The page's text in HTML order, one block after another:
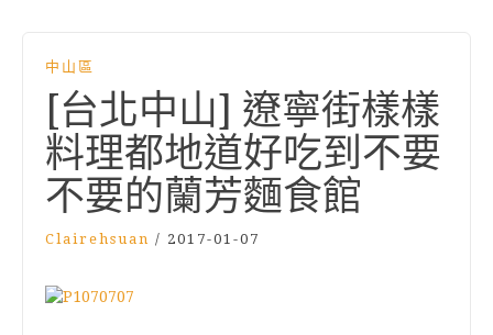
中山區
[台北中山] 遼寧街樣樣
料理都地道好吃到不要
不要的蘭芳麵食館
Clairehsuan / 2017-01-07